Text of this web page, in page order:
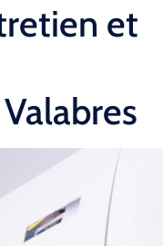
et